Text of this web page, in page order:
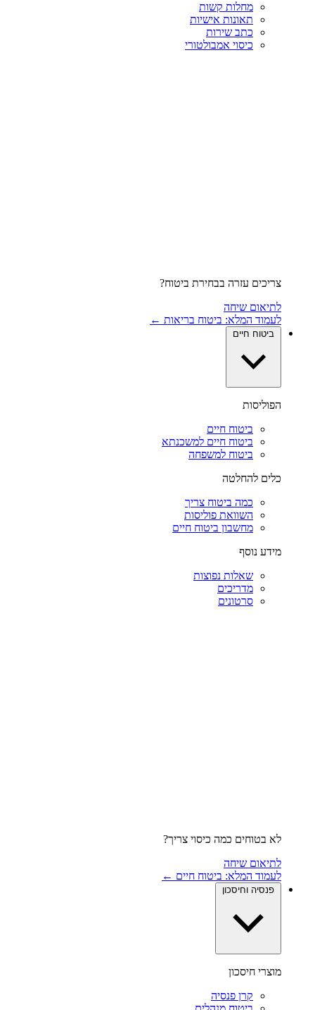
מחלות קשות
תאונות אישיות
כתב שירות
כיסוי אמבולטורי
צריכים עזרה בבחירת ביטוח?
לתיאום שיחה
לעמוד המלא: ביטוח בריאות ←
ביטוח חיים
הפוליסות
ביטוח חיים
ביטוח חיים למשכנתא
ביטוח למשפחה
כלים להחלטה
כמה ביטוח צריך
השוואת פוליסות
מחשבון ביטוח חיים
מידע נוסף
שאלות נפוצות
מדריכים
סרטונים
לא בטוחים כמה כיסוי צריך?
לתיאום שיחה
לעמוד המלא: ביטוח חיים ←
פנסיה וחיסכון
מוצרי חיסכון
קרן פנסיה